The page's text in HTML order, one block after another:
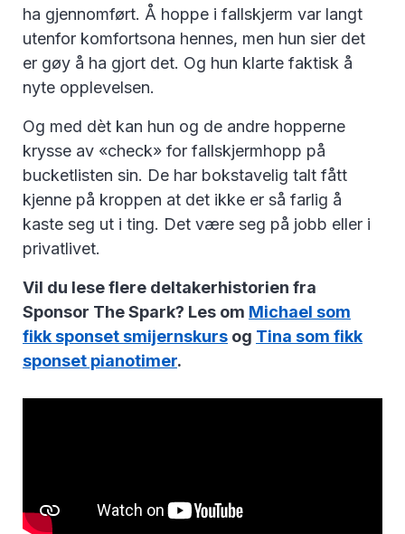
ha gjennomført. Å hoppe i fallskjerm var langt
utenfor komfortsona hennes, men hun sier det
er gøy å ha gjort det. Og hun klarte faktisk å
nyte opplevelsen.
Og med dèt kan hun og de andre hopperne
krysse av «check» for fallskjermhopp på
bucketlisten sin. De har bokstavelig talt fått
kjenne på kroppen at det ikke er så farlig å
kaste seg ut i ting. Det være seg på jobb eller i
privatlivet.
Vil du lese flere deltakerhistorien fra
Sponsor The Spark? Les om Michael som
fikk sponset smijernskurs og Tina som fikk
sponset pianotimer.